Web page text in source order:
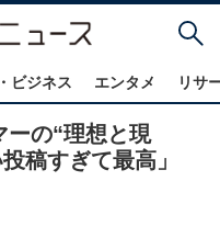
ビジネス エンタメ リサ
ーの“理想と現
稿すぎて最高」